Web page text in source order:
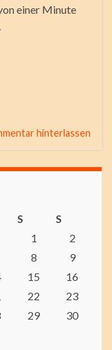
einer Minute
hinterlassen
S
S
1
2
8
9
15
16
22
23
29
30